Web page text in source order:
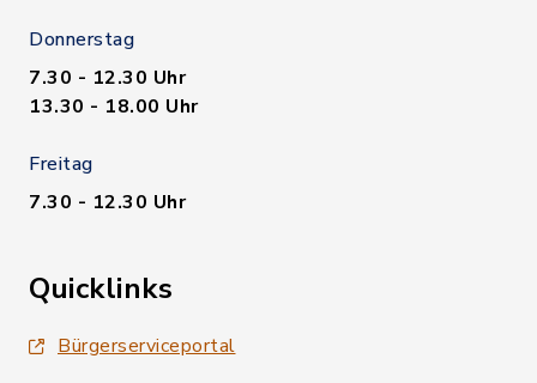
Donnerstag
7.30 - 12.30 Uhr
13.30 - 18.00 Uhr
Freitag
7.30 - 12.30 Uhr
Quicklinks
Bürgerserviceportal